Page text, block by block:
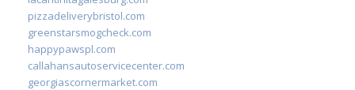
pizzadeliverybristol.com
greenstarsmogcheck.com
happypawspl.com
callahansautoservicecenter.com
georgiascornermarket.com